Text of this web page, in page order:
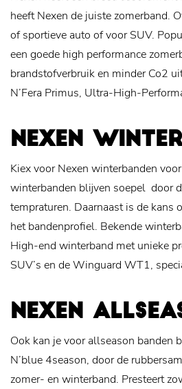
heeft Nexen de juiste zomerband.
of sportieve auto of voor SUV.
een goede high performance
brandstofverbruik en minder Co2
N’Fera Primus, Ultra-High-
NEXEN
Kiex voor Nexen winterbanden
winterbanden blijven soepel door
tempraturen. Daarnaast is de kans
het bandenprofiel. Bekende
High-end winterband met unieke
SUV’s en de Winguard WT1,
NEXEN
Ook kan je voor allseason banden
N’blue 4season, door de
zomer- en winterband. Presteert